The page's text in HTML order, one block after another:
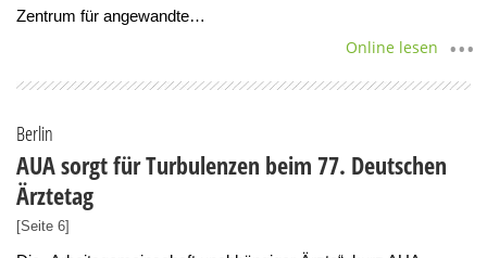
Zentrum für angewandte…
Online lesen
Berlin
AUA sorgt für Turbulenzen beim 77. Deutschen
Ärztetag
[Seite 6]